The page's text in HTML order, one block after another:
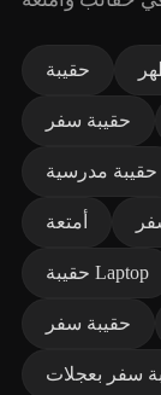
حقيبة
حقيبة سفر
حقيبة مدرسية
أمتعة
حقيبة Laptop
حقيبة سفر
سفر بعجلات